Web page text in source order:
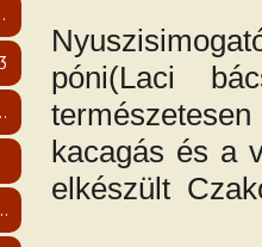
december
c. előadás- 2017.12.17
megnyitója - 2017.12.03
póni(Laci
kacagás és a
elkészült